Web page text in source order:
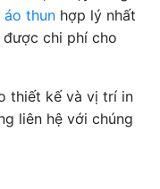
áo thun hợp lý nhất
chi phí cho
thiết kế và vị trí in
liên hệ với chúng